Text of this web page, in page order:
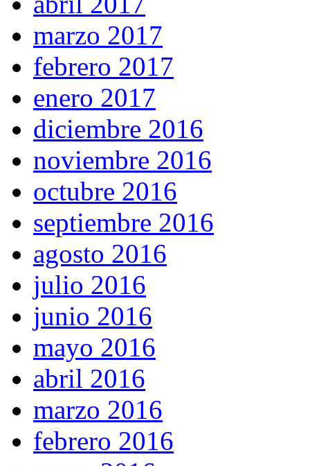
marzo 2017
febrero 2017
enero 2017
diciembre 2016
noviembre 2016
octubre 2016
septiembre 2016
agosto 2016
julio 2016
junio 2016
mayo 2016
abril 2016
marzo 2016
febrero 2016